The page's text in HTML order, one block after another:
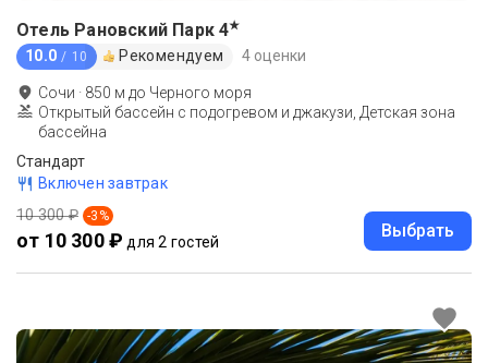
Отель Рановский Парк 4★
10.0 / 10 Рекомендуем 4 оценки
Сочи · 850 м до Черного моря
Открытый бассейн с подогревом и джакузи, Детская зона
бассейна
Стандарт
Включен завтрак
10 300 ₽ -3 %
от 10 300 ₽ для 2 гостей
Выбрать